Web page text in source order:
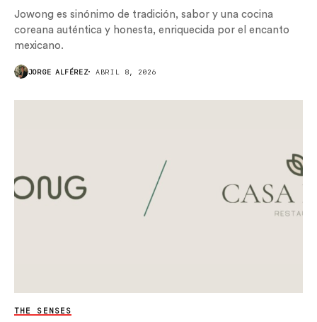
Jowong es sinónimo de tradición, sabor y una cocina
coreana auténtica y honesta, enriquecida por el encanto
mexicano.
JORGE ALFÉREZ ABRIL 8, 2026
THE SENSES